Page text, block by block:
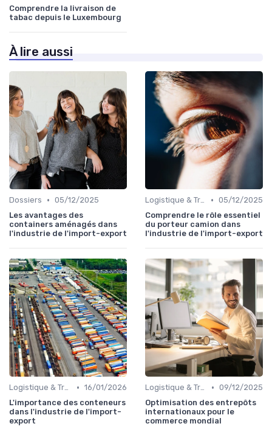
Comprendre la livraison de
tabac depuis le Luxembourg
À lire aussi
Dossiers • 05/12/2025
Les avantages des
containers aménagés dans
l'industrie de l'import-export
Logistique & Transport • 05/12/2025
Comprendre le rôle essentiel
du porteur camion dans
l'industrie de l'import-export
Logistique & Transport • 16/01/2026
L'importance des conteneurs
dans l'industrie de l'import-
export
Logistique & Transport • 09/12/2025
Optimisation des entrepôts
internationaux pour le
commerce mondial